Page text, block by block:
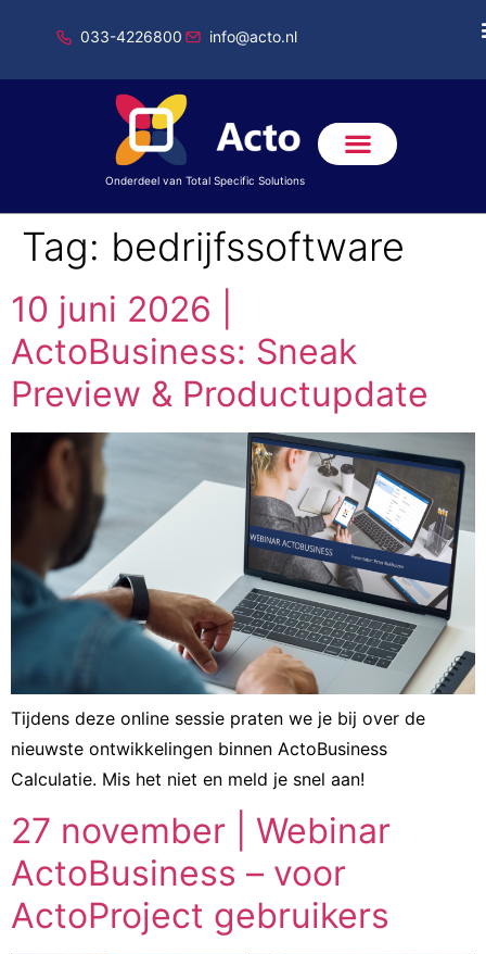
033-4226800 info@acto.nl
Onderdeel van Total Specific Solutions
Tag: bedrijfssoftware
10 juni 2026 |
ActoBusiness: Sneak
Preview & Productupdate
Tijdens deze online sessie praten we je bij over de
nieuwste ontwikkelingen binnen ActoBusiness
Calculatie. Mis het niet en meld je snel aan!
27 november | Webinar
ActoBusiness – voor
ActoProject gebruikers